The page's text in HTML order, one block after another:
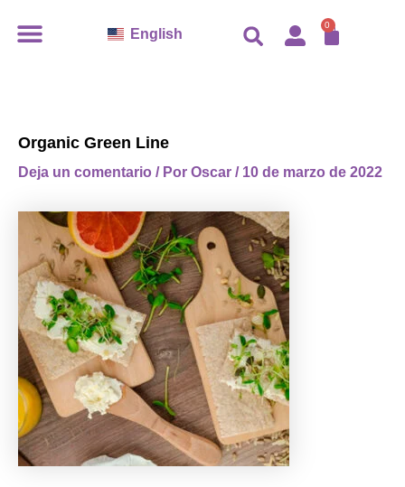
English 0
Organic Green Line
Deja un comentario / Por Oscar / 10 de marzo de 2022